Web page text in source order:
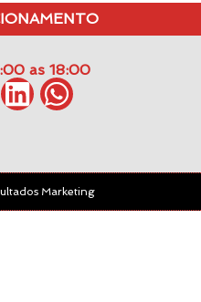
as 18:00
Marketing